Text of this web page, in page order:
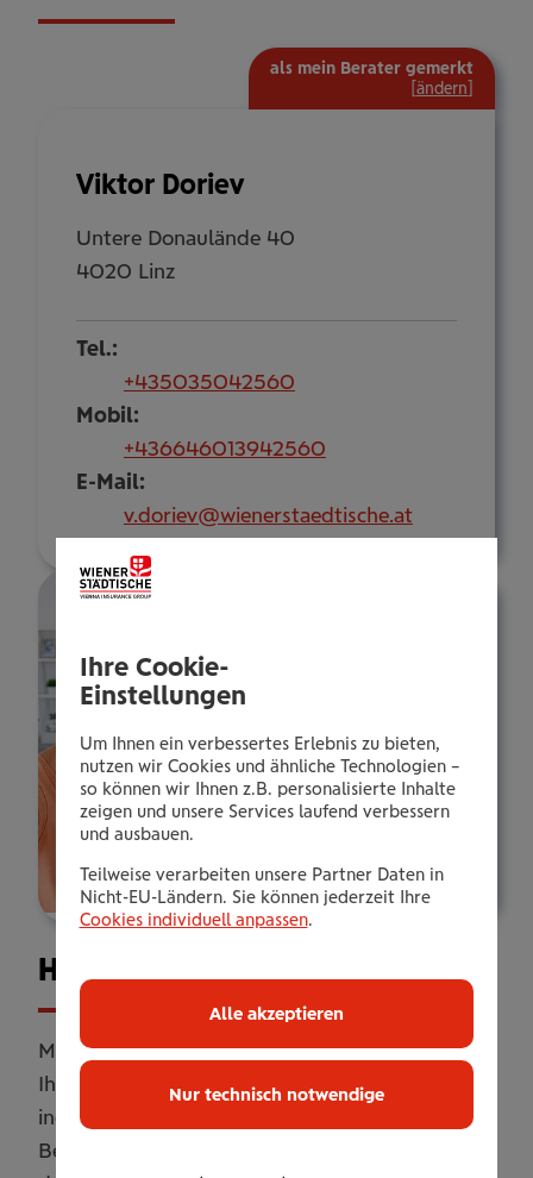
Viktor Doriev
Untere Donaulände 40
4020 Linz
Tel.:
+435035042560
Mobil:
+436646013942560
E-Mail:
v.doriev@wienerstaedtische.at
als mein Berater gemerkt
ändern
Haus­halts­ver­si­che­rung
Mit unserer Haushaltsversicherung sichern Sie
Ihr Zuhause umfassend ab. Online oder
individuell erweitert mit persönlicher
Betreuung. Flexibel anpassbar, damit Sie genau
Ihre Cookie-
Einstellungen
Um Ihnen ein verbessertes Erlebnis zu bieten,
nutzen wir Cookies und ähnliche Technologien –
so können wir Ihnen z.B. personalisierte Inhalte
zeigen und unsere Services laufend verbessern
und ausbauen.
Teilweise verarbeiten unsere Partner Daten in
Nicht-EU-Ländern. Sie können jederzeit Ihre
Cookies individuell anpassen.
Nur technisch notwendige
Alle akzeptieren